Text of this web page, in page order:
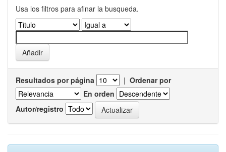
Usa los filtros para afinar la busqueda.
Resultados por página | Ordenar por
En orden
Autor/registro